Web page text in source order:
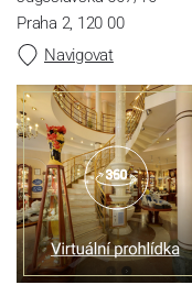
Praha 2, 120 00
Navigovat